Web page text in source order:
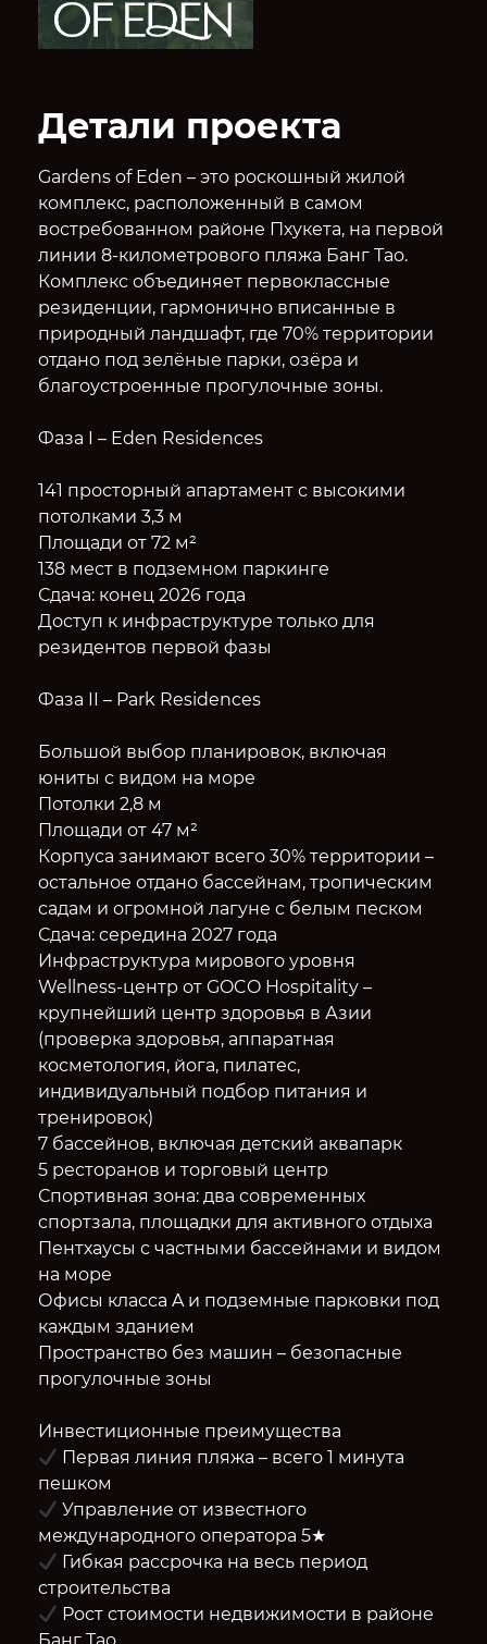
Детали проекта
Gardens of Eden – это роскошный жилой
комплекс, расположенный в самом
востребованном районе Пхукета, на первой
линии 8-километрового пляжа Банг Тао.
Комплекс объединяет первоклассные
резиденции, гармонично вписанные в
природный ландшафт, где 70% территории
отдано под зелёные парки, озёра и
благоустроенные прогулочные зоны.
Фаза I – Eden Residences
141 просторный апартамент с высокими
потолками 3,3 м
Площади от 72 м²
138 мест в подземном паркинге
Сдача: конец 2026 года
Доступ к инфраструктуре только для
резидентов первой фазы
Фаза II – Park Residences
Большой выбор планировок, включая
юниты с видом на море
Потолки 2,8 м
Площади от 47 м²
Корпуса занимают всего 30% территории –
остальное отдано бассейнам, тропическим
садам и огромной лагуне с белым песком
Сдача: середина 2027 года
Инфраструктура мирового уровня
Wellness-центр от GOCO Hospitality –
крупнейший центр здоровья в Азии
(проверка здоровья, аппаратная
косметология, йога, пилатес,
индивидуальный подбор питания и
тренировок)
7 бассейнов, включая детский аквапарк
5 ресторанов и торговый центр
Спортивная зона: два современных
спортзала, площадки для активного отдыха
Пентхаусы с частными бассейнами и видом
на море
Офисы класса A и подземные парковки под
каждым зданием
Пространство без машин – безопасные
прогулочные зоны
Инвестиционные преимущества
Первая линия пляжа – всего 1 минута
пешком
Управление от известного
международного оператора 5★
Гибкая рассрочка на весь период
строительства
Рост стоимости недвижимости в районе